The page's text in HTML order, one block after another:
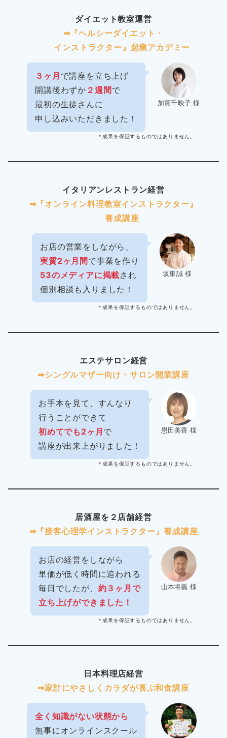
ダイエット教室運営
➡︎『ヘルシーダイエット・
インストラクター』起業アカデミー
加賀千映子 様
３ヶ月 で講座を立ち上げ
開講後わずか ２週間で
最初の生徒さんに
申し込みいただきました！
＊成果を保証するものではありません。
イタリアンレストラン経営
➡︎『オンライン料理教室インストラクター』
養成講座
坂東誠 様
お店の営業をしながら、
実質2ヶ月間で事業を作り
53のメディアに掲載され
個別相談も入りました！
＊成果を保証するものではありません。
エステサロン経営
➡︎シングルマザー向け・サロン開業講座
恩田美香 様
お手本を見て、すんなり
行うことができて
初めてでも2ヶ月 で
講座が出来上がりました！
＊成果を保証するものではありません。
居酒屋を２店舗経営
➡︎『接客心理学インストラクター』養成講座
山本将義 様
お店の経営をしながら
単価が低く時間に追われる
毎日でしたが、 約３ヶ月で
立ち上げができました！
＊成果を保証するものではありません。
日本料理店経営
➡︎家計にやさしくカラダが喜ぶ和食講座
全く知識がない状態から
無事にオンラインスクール